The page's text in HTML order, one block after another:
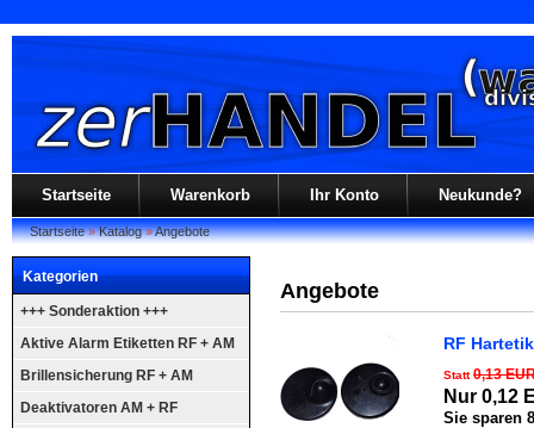
Startseite Warenkorb Ihr Konto Neukunde?
Startseite»Katalog»Angebote
Kategorien
+++ Sonderaktion +++
Aktive Alarm Etiketten RF + AM
Brillensicherung RF + AM
Deaktivatoren AM + RF
Angebote
RF
Statt0,13
Nur 0,12
Sie sparen